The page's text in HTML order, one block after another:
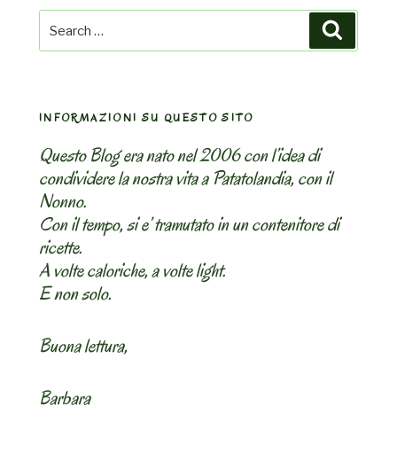
Search
for:
INFORMAZIONI SU QUESTO SITO
Questo Blog era nato nel 2006 con l’idea di
condividere la nostra vita a Patatolandia, con il
Nonno.
Con il tempo, si e’ tramutato in un contenitore di
ricette.
A volte caloriche, a volte light.
E non solo.
Buona lettura,
Barbara